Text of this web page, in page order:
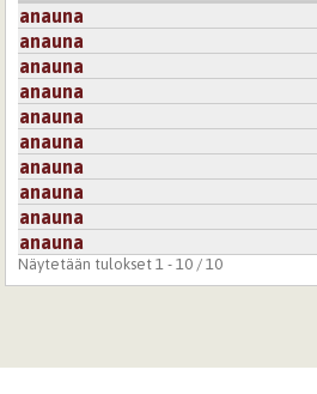
anauna
anauna
anauna
anauna
anauna
anauna
anauna
anauna
anauna
anauna
Näytetään tulokset 1 - 10 / 10